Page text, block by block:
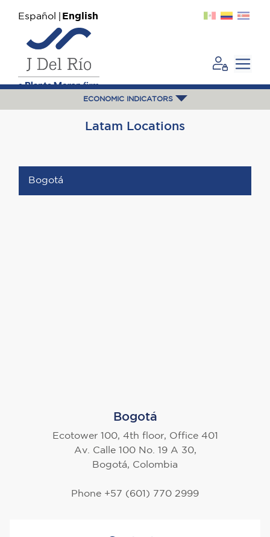
Español English
ECONOMIC INDICATORS
Latam Locations
Bogotá
Ecotower 100, 4th floor, Office 401
Av. Calle 100 No. 19 A 30,
Bogotá, Colombia
Phone +57 (601) 770 2999